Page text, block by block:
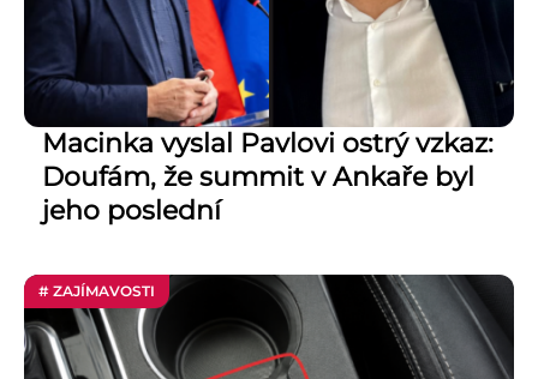
Macinka vyslal Pavlovi ostrý vzkaz:
Doufám, že summit v Ankaře byl
jeho poslední
# ZAJÍMAVOSTI